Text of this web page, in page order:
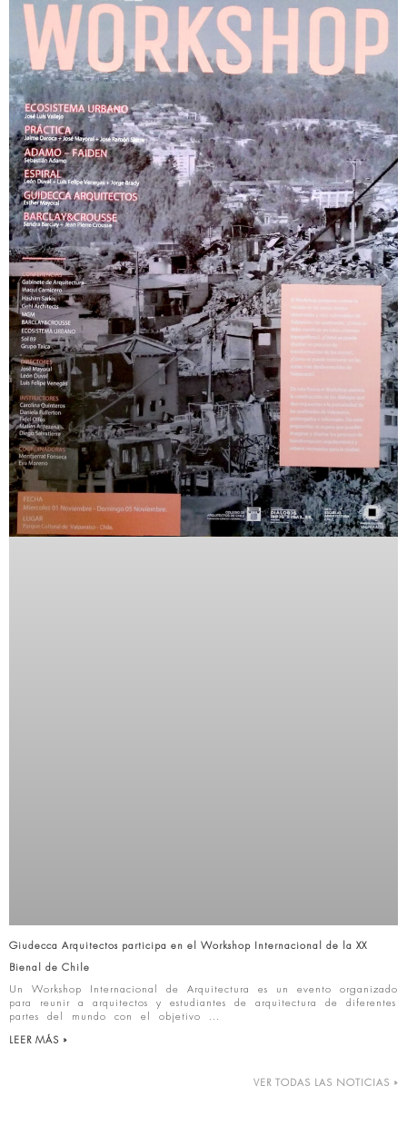
Giudecca Arquitectos participa en el Workshop Internacional de la XX
Bienal de Chile
Un Workshop Internacional de Arquitectura es un evento organizado
para reunir a arquitectos y estudiantes de arquitectura de diferentes
partes del mundo con el objetivo
LEER MÁS »
VER TODAS LAS NOTICIAS »